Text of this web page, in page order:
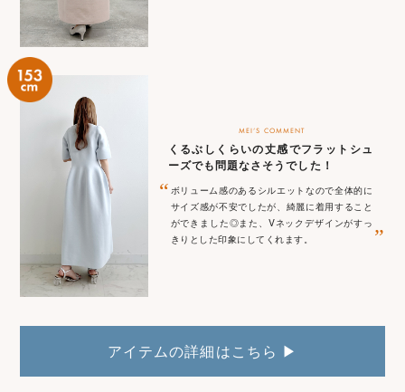
MEI‘S COMMENT
くるぶしくらいの丈感でフラットシュ
ーズでも問題なさそうでした！
ボリューム感のあるシルエットなので全体的に
サイズ感が不安でしたが、綺麗に着用すること
ができました◎また、Vネックデザインがすっ
きりとした印象にしてくれます。
“
”
アイテムの詳細はこちら ▶